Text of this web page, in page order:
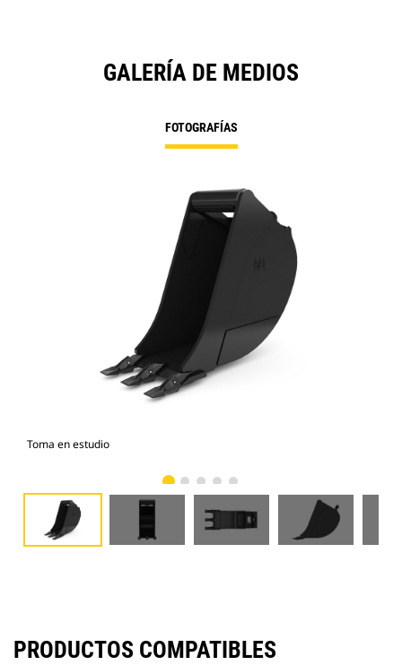
GALERÍA DE MEDIOS
FOTOGRAFÍAS
Toma en estudio
PRODUCTOS COMPATIBLES